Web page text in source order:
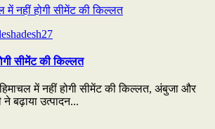
सीमेंट की किल्लत
में नहीं होगी सीमेंट की किल्लत, अंबुजा और
बढ़ाया उत्पादन...